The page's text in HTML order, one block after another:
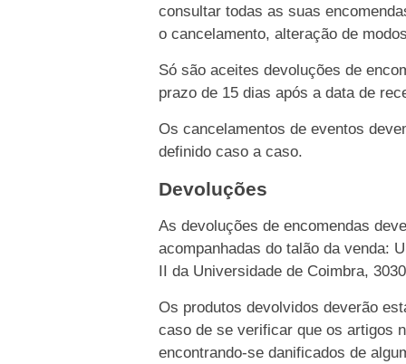
consultar todas as suas
o cancelamento, alteração de
Só são aceites devoluções de
prazo de 15 dias após a data de
Os cancelamentos de eventos
definido caso a caso.
Devoluções
As devoluções de encomendas
acompanhadas do talão da venda:
II da Universidade de Coimbra,
Os produtos devolvidos deverão
caso de se verificar que os artigos
encontrando-se danificados de